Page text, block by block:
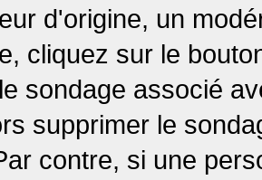
d'origine, un
cliquez sur le
sondage associé
supprimer le
contre, si une